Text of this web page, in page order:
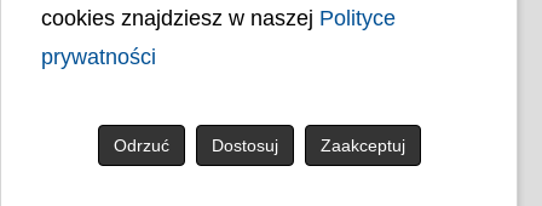
Mapa strony
Ochrona Danych Osobowych
Deklaracja Dostępności
© uck.katowice.pl.
cookies znajdziesz w naszej Polityce
prywatności
Odrzuć Dostosuj Zaakceptuj